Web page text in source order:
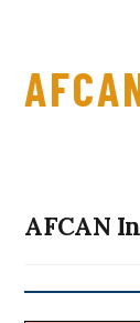
AFCAN